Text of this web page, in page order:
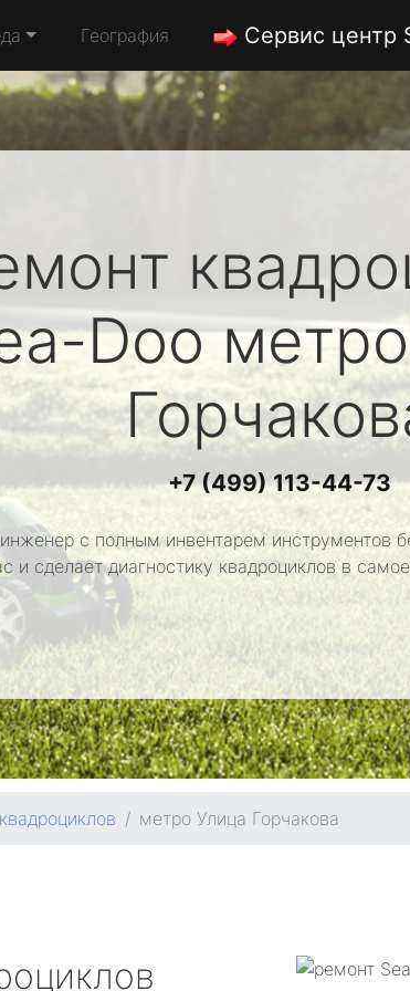
География Сервис центр
Doo
+7 (499) 113-44-73
с полным инвентарем инструментов
и сделает диагностику квадроциклов в
метро Улица Горчакова